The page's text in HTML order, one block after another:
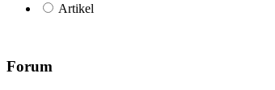
Artikel
Forum